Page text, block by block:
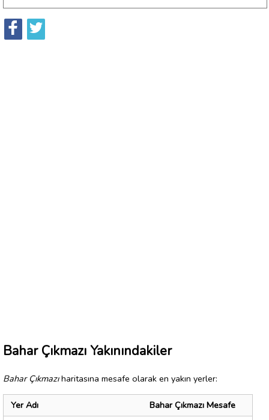
Bahar Çıkmazı Yakınındakiler
Bahar Çıkmazıharitasına mesafe olarak en yakın yerler:
Yer Adı
Bahar Çıkmazı Mesafe